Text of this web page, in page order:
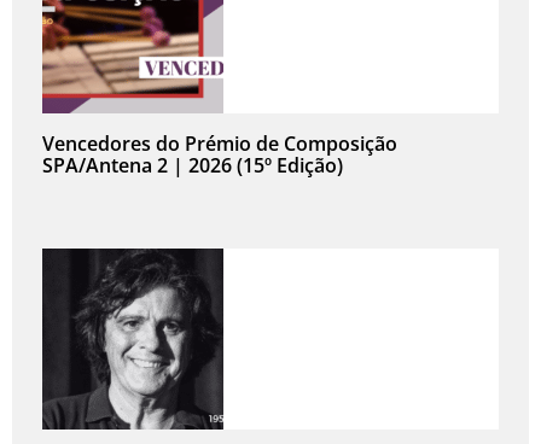
Vencedores do Prémio de Composição
SPA/Antena 2 | 2026 (15º Edição)